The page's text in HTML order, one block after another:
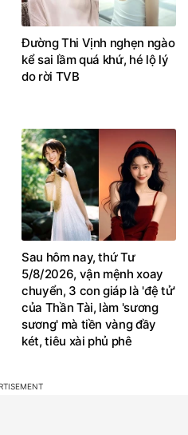
Đường Thi Vịnh nghẹn ngào
kể sai lầm quá khứ, hé lộ lý
do rời TVB
Sau hôm nay, thứ Tư
5/8/2026, vận mệnh xoay
chuyển, 3 con giáp là 'đệ tử'
của Thần Tài, làm 'sương
sương' mà tiền vàng đầy
két, tiêu xài phủ phê